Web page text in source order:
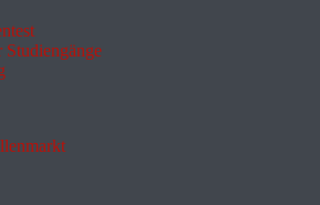
Studiengänge